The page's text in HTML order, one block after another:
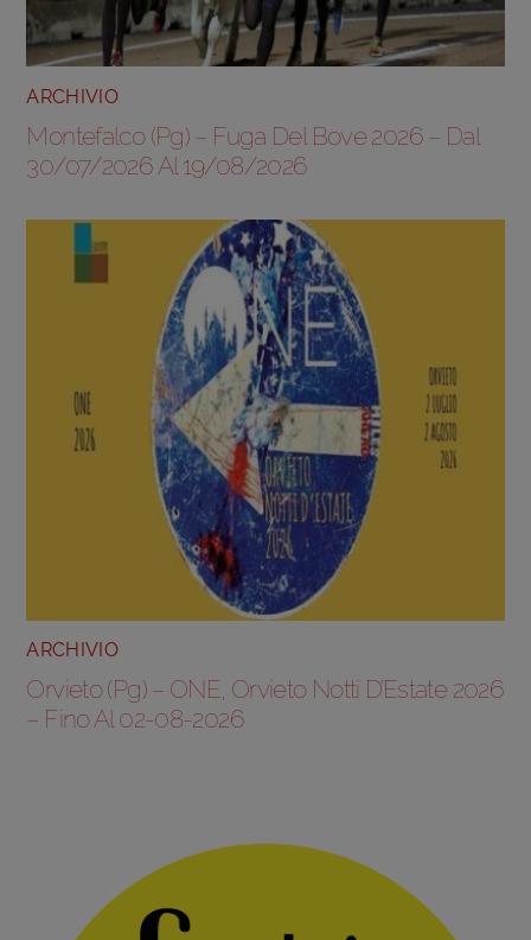
ARCHIVIO
Montefalco (Pg) – Fuga Del Bove 2026 – Dal
30/07/2026 Al 19/08/2026
ARCHIVIO
Orvieto (Pg) – ONE, Orvieto Notti D’Estate 2026
– Fino Al 02-08-2026